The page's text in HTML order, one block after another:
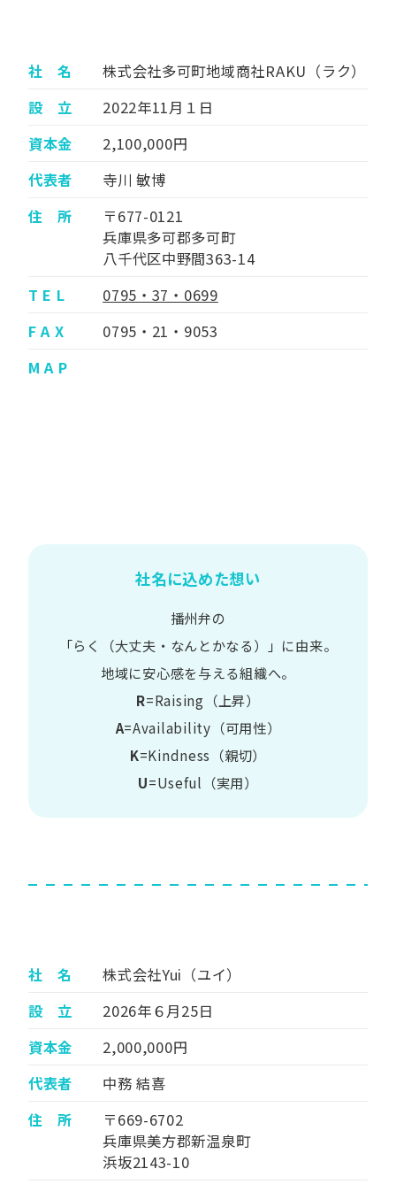
社 名
株式会社多可町地域商社RAKU（ラク）
設 立
2022年11月１日
資本金
2,100,000円
代表者
寺川 敏博
住 所
〒677-0121
兵庫県多可郡多可町
八千代区中野間363-14
T E L
0795・37・0699
F A X
0795・21・9053
M A P
社名に込めた想い
播州弁の
​「らく​（大丈夫・なんとかなる）」に​由来。
地域に​安心感を​与える​組織へ。
R=Raising（上昇）
A=Availability​（可用性）
K=Kindness​（親切）
U=Useful​（実用）​
社 名
株式会社Yui（ユイ）
設 立
2026年６月25日
資本金
2,000,000円
代表者
中務 結喜
住 所
〒669-6702
兵庫県美方郡新温泉町
浜坂2143-10